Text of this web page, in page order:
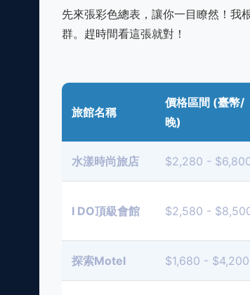
先來張彩色總表，讓你一目瞭然！我
群。趕時間看這張就對！
旅館名稱
價格區間 (臺幣/
晚)
水漾時尚旅店 $2,280 -
I DO頂級會館 $2,580 -
探索Motel $1,680 - $4,200